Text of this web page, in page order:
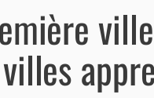
villes